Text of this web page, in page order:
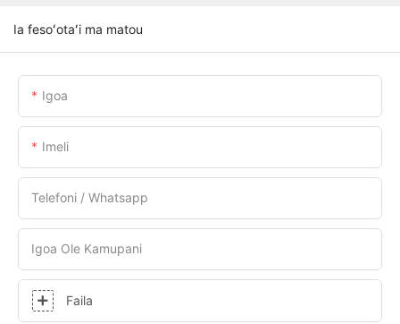
Ia fesoʻotaʻi ma matou
Igoa
Imeli
Telefoni / Whatsapp
Igoa Ole Kamupani
Faila